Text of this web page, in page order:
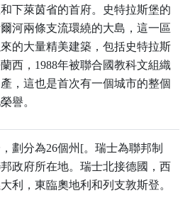
下萊茵省的首府。史特拉斯堡的
河兩條支流環繞的大島，這一區
的大量精美建築，包括史特拉斯
西，1988年被聯合國教科文組織
，這也是首次有一個城市的整個
譽。
劃分為26個州[。瑞士為聯邦制
政府所在地。瑞士北接德國，西
利，東臨奧地利和列支敦斯登。